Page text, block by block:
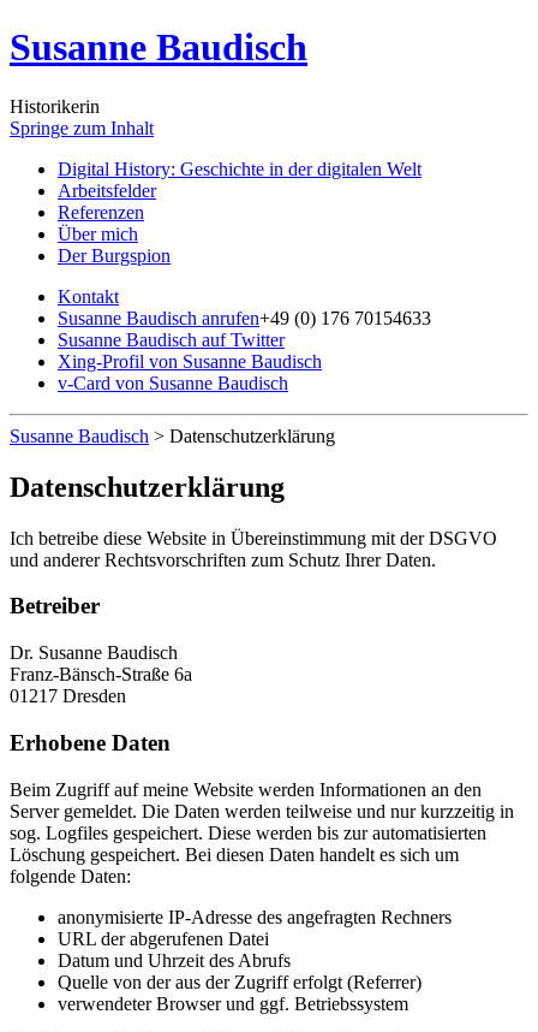
Susanne Baudisch
Historikerin
Springe zum Inhalt
Digital History: Geschichte in der digitalen Welt
Arbeitsfelder
Referenzen
Über mich
Der Burgspion
Kontakt
Susanne Baudisch anrufen+49 (0) 176 70154633
Susanne Baudisch auf Twitter
Xing-Profil von Susanne Baudisch
v-Card von Susanne Baudisch
Susanne Baudisch > Datenschutzerklärung
Datenschutzerklärung
Ich betreibe diese Website in Übereinstimmung mit der DSGVO
und anderer Rechtsvorschriften zum Schutz Ihrer Daten.
Betreiber
Dr. Susanne Baudisch
Franz-Bänsch-Straße 6a
01217 Dresden
Erhobene Daten
Beim Zugriff auf meine Website werden Informationen an den
Server gemeldet. Die Daten werden teilweise und nur kurzzeitig in
sog. Logfiles gespeichert. Diese werden bis zur automatisierten
Löschung gespeichert. Bei diesen Daten handelt es sich um
folgende Daten:
anonymisierte IP-Adresse des angefragten Rechners
URL der abgerufenen Datei
Datum und Uhrzeit des Abrufs
Quelle von der aus der Zugriff erfolgt (Referrer)
verwendeter Browser und ggf. Betriebssystem